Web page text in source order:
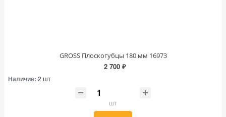
GROSS Плоскогубцы 180 мм 16973
2 700 ₽
Наличие: 2 шт
шт